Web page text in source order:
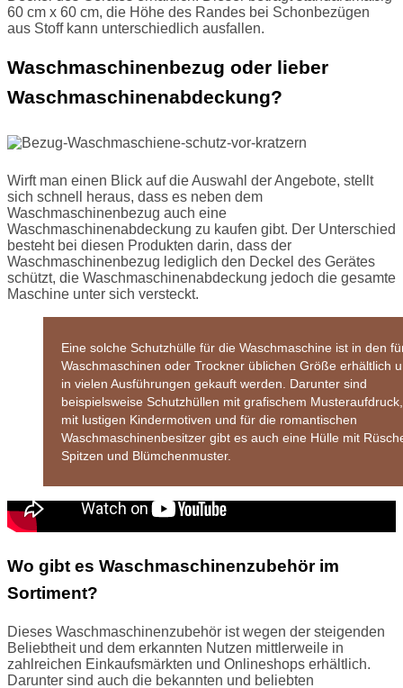
60 cm x 60 cm, die Höhe des Randes bei Schonbezügen
aus Stoff kann unterschiedlich ausfallen.
Waschmaschinenbezug oder lieber
Waschmaschinenabdeckung?
Wirft man einen Blick auf die Auswahl der Angebote, stellt
sich schnell heraus, dass es neben dem
Waschmaschinenbezug auch eine
Waschmaschinenabdeckung zu kaufen gibt. Der Unterschied
besteht bei diesen Produkten darin, dass der
Waschmaschinenbezug lediglich den Deckel des Gerätes
schützt, die Waschmaschinenabdeckung jedoch die gesamte
Maschine unter sich versteckt.
Eine solche Schutzhülle für die Waschmaschine ist in den
Waschmaschinen oder Trockner üblichen Größe erhältlich
in vielen Ausführungen gekauft werden. Darunter sind
beispielsweise Schutzhüllen mit grafischem
mit lustigen Kindermotiven und für die romantischen
Waschmaschinenbesitzer gibt es auch eine Hülle mit
Spitzen und Blümchenmuster.
Wo gibt es Waschmaschinenzubehör im
Sortiment?
Dieses Waschmaschinenzubehör ist wegen der steigenden
Beliebtheit und dem erkannten Nutzen mittlerweile in
zahlreichen Einkaufsmärkten und Onlineshops erhältlich.
Darunter sind auch die bekannten und beliebten